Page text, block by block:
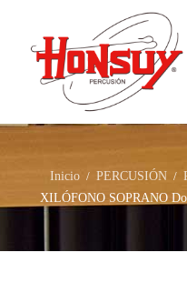
Inicio / PERCUSIÓN /
XILÓFONO SOPRANO